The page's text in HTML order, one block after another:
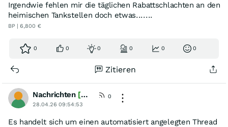
Irgendwie fehlen mir die täglichen Rabattschlachten an den
heimischen Tankstellen doch etwas.......
BP | 6,800 €
0 0 0 0 0 0
Zitieren
Nachrichten[wO]
0
28.04.26 09:54:53
Es handelt sich um einen automatisiert angelegten Thread